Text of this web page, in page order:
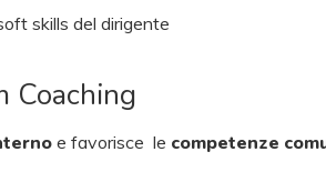
skills del dirigente
Coaching
e favorisce le competenze